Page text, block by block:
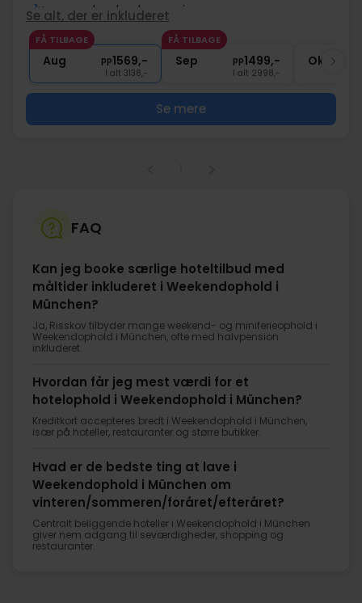
1x spændende ølsmagning
2x Gratis parkering
1x 1 velkomstdrink
Se alt, der er inkluderet
FÅ TILBAGE
Aug pp1569,-
I alt 3138,-
FÅ TILBAGE
Sep pp1499,-
I alt 2998,-
Okt
Se mere
FAQ
Kan jeg booke særlige hoteltilbud med
måltider inkluderet i Weekendophold i
München?
Ja, Risskov tilbyder mange weekend- og miniferieophold i
Weekendophold i München, ofte med halvpension
inkluderet.
Hvordan får jeg mest værdi for et
hotelophold i Weekendophold i München?
Kreditkort accepteres bredt i Weekendophold i München,
især på hoteller, restauranter og større butikker.
Hvad er de bedste ting at lave i
Weekendophold i München om
vinteren/sommeren/foråret/efteråret?
Centralt beliggende hoteller i Weekendophold i München
giver nem adgang til seværdigheder, shopping og
restauranter.